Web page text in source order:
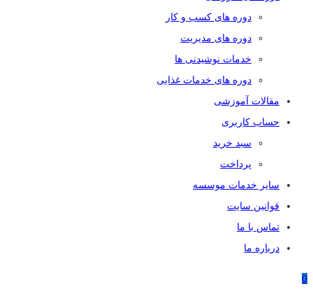
دوره های کسب و کار
دوره های مدیریت
خدمات نوشیدنی ها
دوره های خدمات غذایی
مقالات آموزشی
حساب کاربری
سبد خرید
پرداخت
سایر خدمات موسسه
قوانین سایت
تماس با ما
درباره ما
0